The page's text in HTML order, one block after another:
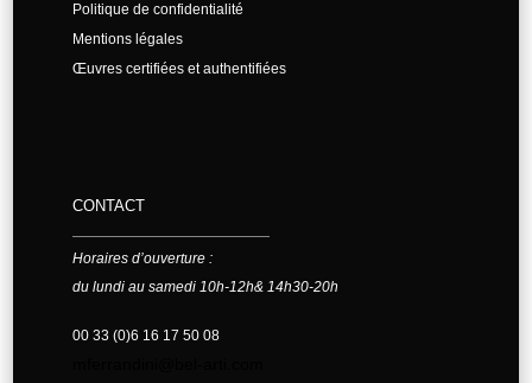
Politique de confidentialité
Mentions légales
Œuvres certifiées et authentifiées
CONTACT
Horaires d’ouverture :
du lundi au samedi 10h-12h& 14h30-20h
00 33 (0)6 16 17 50 08